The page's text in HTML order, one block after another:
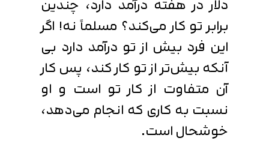
برابر تو کار می‌کند؟ مسلماً نه! اگر
این فرد بیش از تو درآمد دارد بی
‌آنکه بیش‌تر از تو کار کند، پس کار
آن متفاوت از کار تو است و او
نسبت به کاری که انجام می‌دهد،
خوشحال است.